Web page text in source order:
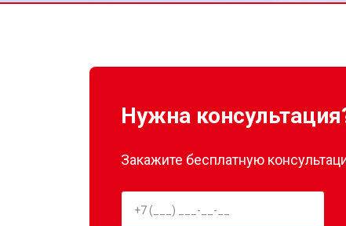
холодильника!
Нужна
Закажите бесплатную